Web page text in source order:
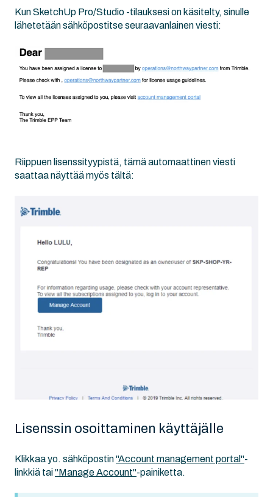
Kun SketchUp Pro/Studio -tilauksesi on käsitelty, sinulle
lähetetään sähköpostitse seuraavanlainen viesti:
Riippuen lisenssityypistä, tämä automaattinen viesti
saattaa näyttää myös tältä:
Lisenssin osoittaminen käyttäjälle
Klikkaa yo. sähköpostin"Account management portal"-
linkkiä tai"Manage Account"-painiketta.